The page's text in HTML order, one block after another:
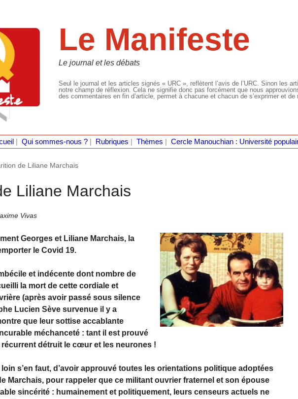
Le Manifeste
Le journal et les débats
Seul le journal et les articles signés « URC », reflètent l’avis de l’URC. Sinon les
notre champ de réflexion. Cela ne signifie donc pas forcément que nous
des commentaires en fin d’article, permet à chacune et chacun de s’exprimer et de
Qui sommes-nous ?| Rubriques Thèmes Cercle Manouchian : Université
de Liliane Marchais
Liliane Marchais
Vivas
Georges et Liliane Marchais, la
le Covid 19.
et indécente dont nombre de
la mort de cette cordiale et
(après avoir passé sous silence
Lucien Sève survenue il y a
que leur sottise accablante
méchanceté : tant il est prouvé
récurrent détruit le cœur et les neurones !
loin s’en faut, d’avoir approuvé toutes les orientations politique adoptées
Marchais, pour rappeler que ce militant ouvrier fraternel et son épouse
sincérité : humainement et politiquement, leurs censeurs actuels ne